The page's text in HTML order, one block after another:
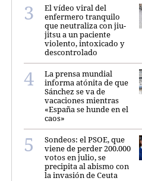
El vídeo viral del
enfermero tranquilo
que neutraliza con jiu-
jitsu a un paciente
violento, intoxicado y
descontrolado
La prensa mundial
informa atónita de que
Sánchez se va de
vacaciones mientras
«España se hunde en el
caos»
Sondeos: el PSOE, que
viene de perder 200.000
votos en julio, se
precipita al abismo con
la invasión de Ceuta